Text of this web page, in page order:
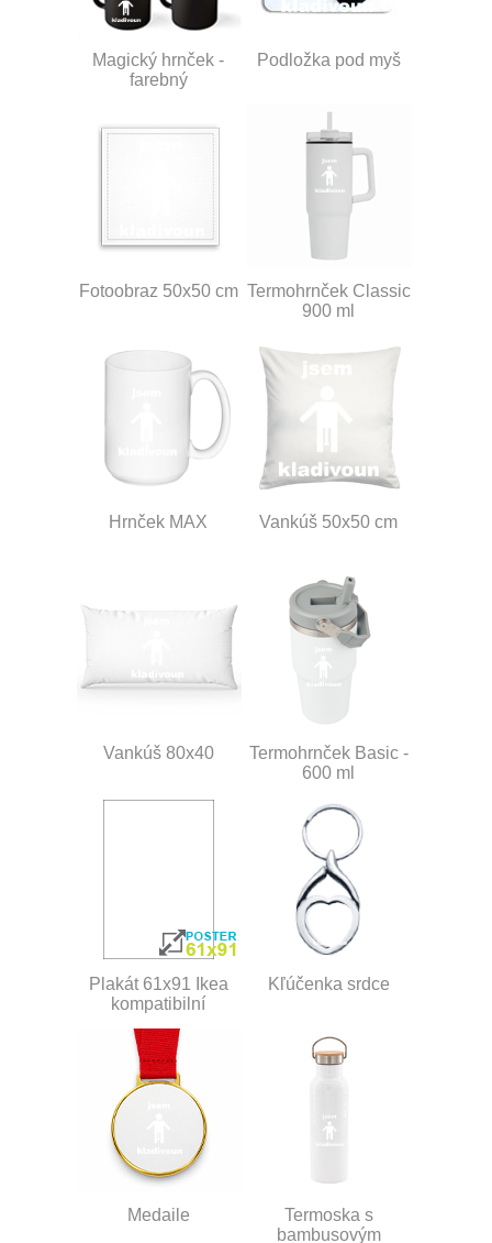
Magický hrnček -
farebný
Podložka pod myš
Fotoobraz 50x50 cm Termohrnček Classic
900 ml
Hrnček MAX Vankúš 50x50 cm
Vankúš 80x40
Termohrnček Basic -
600 ml
Plakát 61x91 Ikea
kompatibilní
Kľúčenka srdce
Medaile
Termoska s
bambusovým